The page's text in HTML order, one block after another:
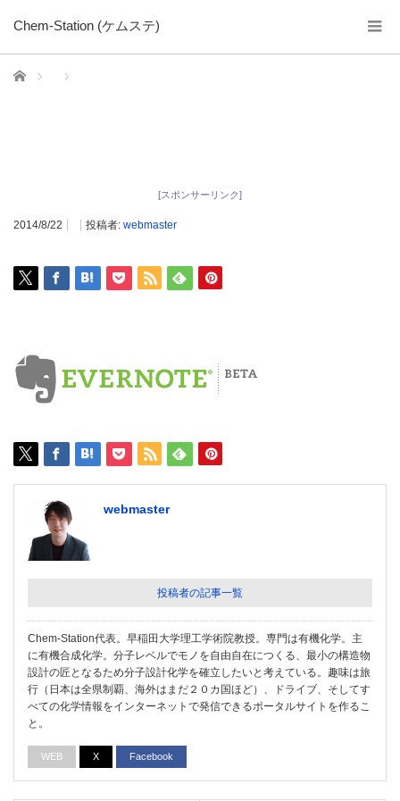
Chem-Station (ケムステ)
ホーム
[スポンサーリンク]
2014/8/22 投稿者: webmaster
webmaster
投稿者の記事一覧
Chem-Station代表。早稲田大学理工学術院教授。専門は有機化学。主
に有機合成化学。分子レベルでモノを自由自在につくる、最小の構造物
設計の匠となるため分子設計化学を確立したいと考えている。趣味は旅
行（日本は全県制覇、海外はまだ２０カ国ほど）、ドライブ、そしてす
べての化学情報をインターネットで発信できるポータルサイトを作るこ
と。
WEB X Facebook